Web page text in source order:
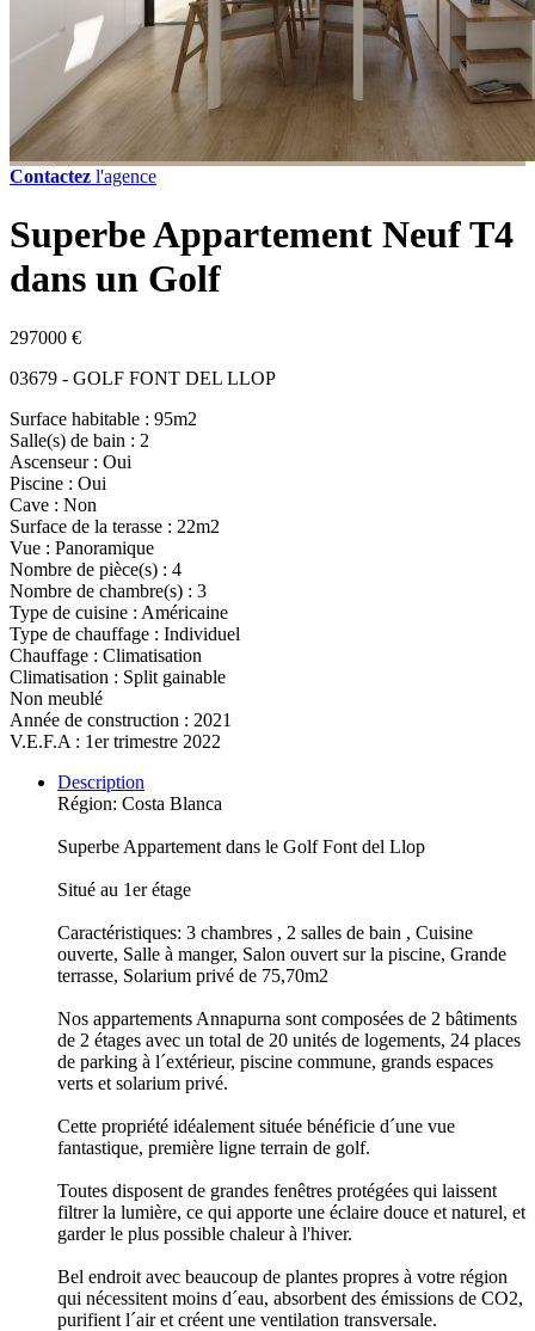
Contactez l'agence
Superbe Appartement Neuf T4
dans un Golf
297000 €
03679 - GOLF FONT DEL LLOP
Surface habitable : 95m2
Salle(s) de bain : 2
Ascenseur : Oui
Piscine : Oui
Cave : Non
Surface de la terasse : 22m2
Vue : Panoramique
Nombre de pièce(s) : 4
Nombre de chambre(s) : 3
Type de cuisine : Américaine
Type de chauffage : Individuel
Chauffage : Climatisation
Climatisation : Split gainable
Non meublé
Année de construction : 2021
V.E.F.A : 1er trimestre 2022
Description
Région: Costa Blanca
Superbe Appartement dans le Golf Font del Llop
Situé au 1er étage
Caractéristiques: 3 chambres , 2 salles de bain , Cuisine
ouverte, Salle à manger, Salon ouvert sur la piscine, Grande
terrasse, Solarium privé de 75,70m2
Nos appartements Annapurna sont composées de 2 bâtiments
de 2 étages avec un total de 20 unités de logements, 24 places
de parking à l´extérieur, piscine commune, grands espaces
verts et solarium privé.
Cette propriété idéalement située bénéficie d´une vue
fantastique, première ligne terrain de golf.
Toutes disposent de grandes fenêtres protégées qui laissent
filtrer la lumière, ce qui apporte une éclaire douce et naturel, et
garder le plus possible chaleur à l'hiver.
Bel endroit avec beaucoup de plantes propres à votre région
qui nécessitent moins d´eau, absorbent des émissions de CO2,
purifient l´air et créent une ventilation transversale.